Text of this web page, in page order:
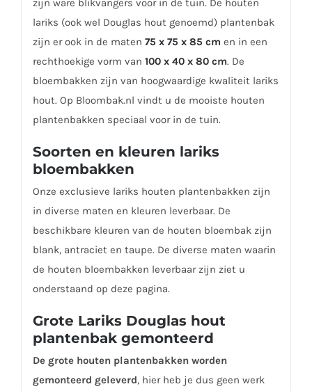
zijn ware blikvangers voor in de tuin. De houten
lariks (ook wel Douglas hout genoemd) plantenbak
zijn er ook in de maten 75 x 75 x 85 cm en in een
rechthoekige vorm van 100 x 40 x 80 cm. De
bloembakken zijn van hoogwaardige kwaliteit lariks
hout. Op Bloombak.nl vindt u de mooiste houten
plantenbakken speciaal voor in de tuin.
Soorten en kleuren lariks
bloembakken
Onze exclusieve lariks houten plantenbakken zijn
in diverse maten en kleuren leverbaar. De
beschikbare kleuren van de houten bloembak zijn
blank, antraciet en taupe. De diverse maten waarin
de houten bloembakken leverbaar zijn ziet u
onderstaand op deze pagina.
Grote Lariks Douglas hout
plantenbak gemonteerd
De grote houten plantenbakken worden
gemonteerd geleverd, hier heb je dus geen werk